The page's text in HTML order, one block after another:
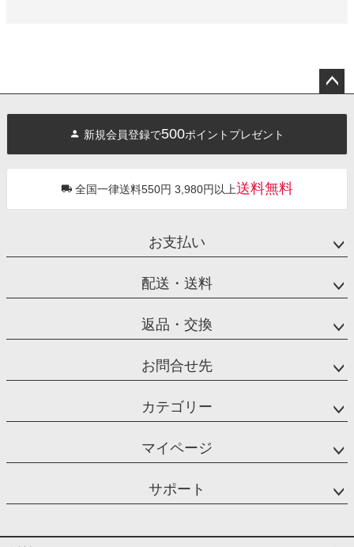
へ
新規会員登録で500ポイントプレゼント
全国一律送料550円 3,980円以上送料無料
お支払い
配送・送料
返品・交換
お問合せ先
カテゴリー
マイページ
サポート